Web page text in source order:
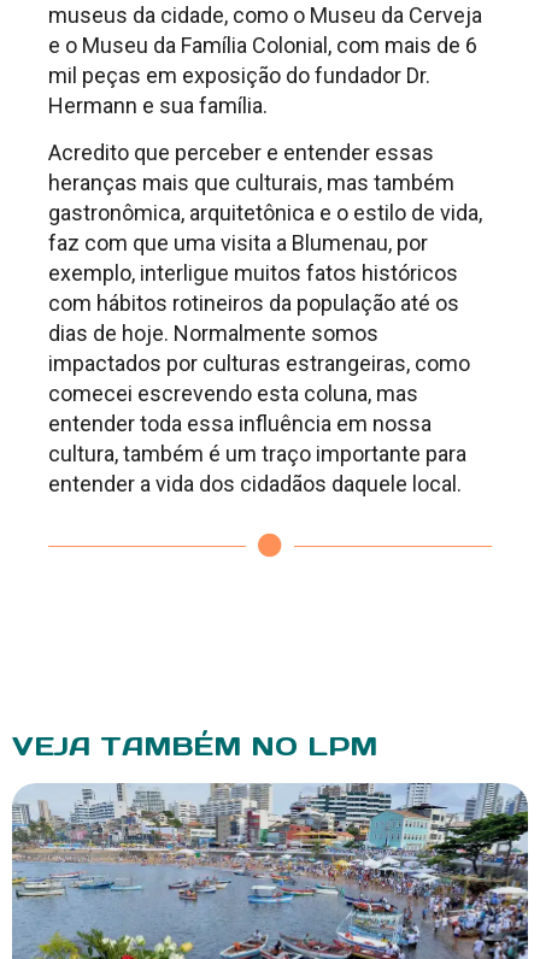
museus da cidade, como o Museu da Cerveja
e o Museu da Família Colonial, com mais de 6
mil peças em exposição do fundador Dr.
Hermann e sua família.
Acredito que perceber e entender essas
heranças mais que culturais, mas também
gastronômica, arquitetônica e o estilo de vida,
faz com que uma visita a Blumenau, por
exemplo, interligue muitos fatos históricos
com hábitos rotineiros da população até os
dias de hoje. Normalmente somos
impactados por culturas estrangeiras, como
comecei escrevendo esta coluna, mas
entender toda essa influência em nossa
cultura, também é um traço importante para
entender a vida dos cidadãos daquele local.
VEJA TAMBÉM NO LPM